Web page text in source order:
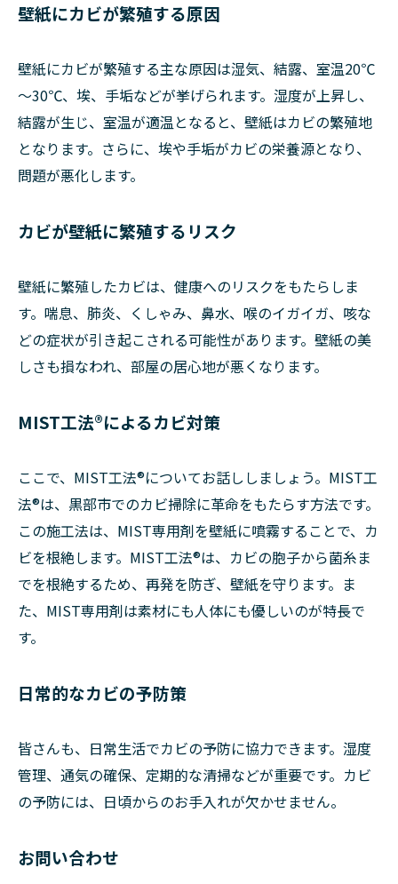
壁紙にカビが繁殖する原因
壁紙にカビが繁殖する主な原因は湿気、結露、室温20℃
～30℃、埃、手垢などが挙げられます。湿度が上昇し、
結露が生じ、室温が適温となると、壁紙はカビの繁殖地
となります。さらに、埃や手垢がカビの栄養源となり、
問題が悪化します。
カビが壁紙に繁殖するリスク
壁紙に繁殖したカビは、健康へのリスクをもたらしま
す。喘息、肺炎、くしゃみ、鼻水、喉のイガイガ、咳な
どの症状が引き起こされる可能性があります。壁紙の美
しさも損なわれ、部屋の居心地が悪くなります。
MIST工法®によるカビ対策
ここで、MIST工法®についてお話ししましょう。MIST工
法®は、黒部市でのカビ掃除に革命をもたらす方法です。
この施工法は、MIST専用剤を壁紙に噴霧することで、カ
ビを根絶します。MIST工法®は、カビの胞子から菌糸ま
でを根絶するため、再発を防ぎ、壁紙を守ります。ま
た、MIST専用剤は素材にも人体にも優しいのが特長で
す。
日常的なカビの予防策
皆さんも、日常生活でカビの予防に協力できます。湿度
管理、通気の確保、定期的な清掃などが重要です。カビ
の予防には、日頃からのお手入れが欠かせません。
お問い合わせ